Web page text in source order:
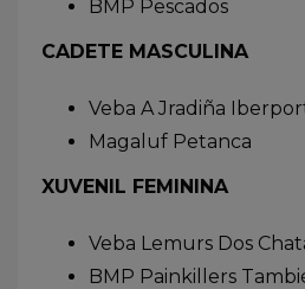
BMP Pescados
CADETE MASCULINA
Veba A Jradiña
Magaluf Petanca
XUVENIL FEMININA
Veba Lemurs Dos
BMP Painkillers